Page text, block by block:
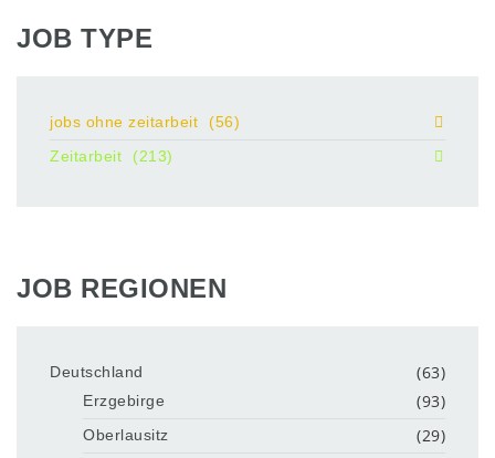
JOB TYPE
jobs ohne zeitarbeit
(56)
Zeitarbeit
(213)
JOB REGIONEN
Deutschland (63)
Erzgebirge (93)
Oberlausitz (29)